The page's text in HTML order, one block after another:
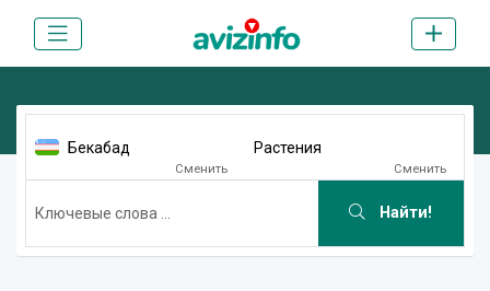
Бекабад
Сменить
Растения
Сменить
Найти!